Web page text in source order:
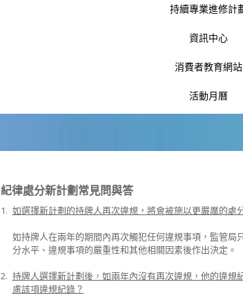
持續專業進修計
資訊中心
消費者教育網站
活動月曆
紀律處分新計劃常見問與答
1. 如選擇新計劃的持牌人再次違規，將會被施以更嚴厲的處
如持牌人在兩年的期間內再次觸犯任何違規事項，監管
分水平、違規事項的嚴重性和其他相關因素後作出決定。
2. 持牌人選擇新計劃後，如兩年內沒有再次違規，他的違
慮該項違規紀錄？